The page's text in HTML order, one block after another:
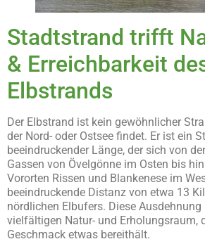
Stadtstrand trifft
& Erreichbarkeit
Elbstrands
Der Elbstrand ist kein gewöhnlicher
der Nord- oder Ostsee findet. Er ist ein
beeindruckender Länge, der sich von
Gassen von Övelgönne im Osten bis
Vororten Rissen und Blankenese im
beeindruckende Distanz von etwa 13
nördlichen Elbufers. Diese
vielfältigen Natur- und Erholungsraum,
Geschmack etwas bereithält.